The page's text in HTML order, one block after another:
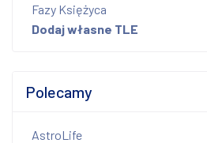
Fazy Księżyca
Dodaj własne TLE
Polecamy
AstroLife